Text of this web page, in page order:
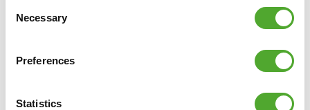
Selection
Necessary
Preferences
Statistics